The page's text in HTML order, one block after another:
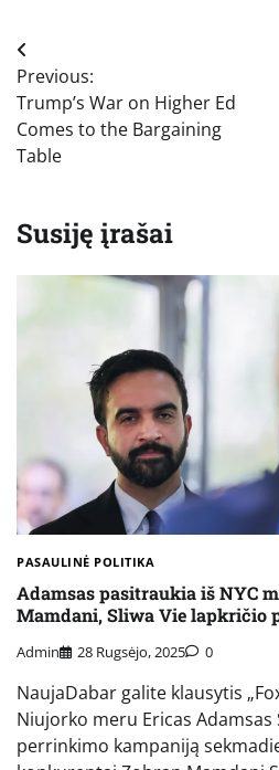
Navigacija
tarp
įrašų
Previous:
Trump’s War on Higher Ed
Comes to the Bargaining
Table
Susiję įrašai
PASAULINĖ POLITIKA
Adamsas pasitraukia iš NYC
Mamdani, Sliwa Vie lapkričio
Admin 28 Rugsėjo, 2025 0
NaujaDabar galite klausytis
Niujorko meru Ericas Adamsas
perrinkimo kampaniją